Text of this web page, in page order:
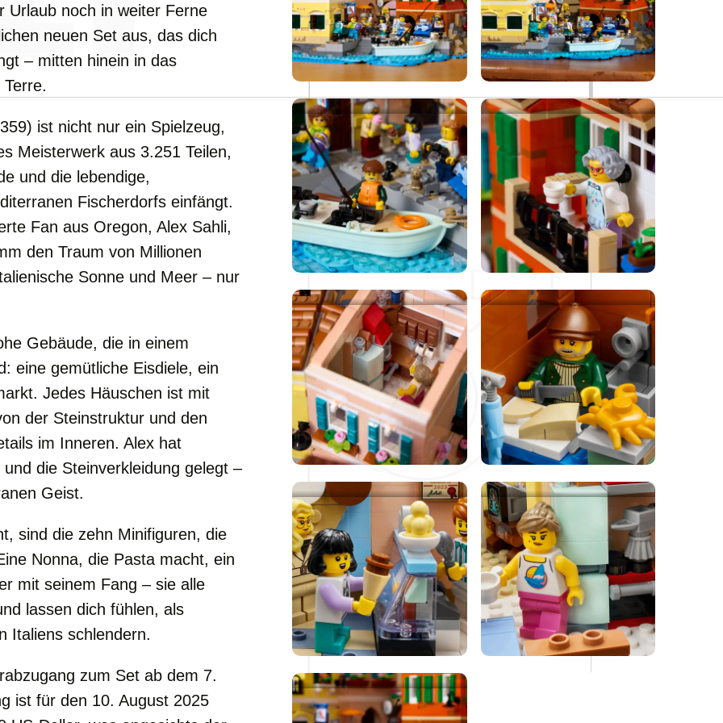
Urlaub noch in weiter Ferne
neuen Set aus, das dich
– mitten hinein in das
ist nicht nur ein Spielzeug,
Meisterwerk aus 3.251 Teilen,
und die lebendige,
Fischerdorfs einfängt.
Fan aus Oregon, Alex Sahli,
den Traum von Millionen
Sonne und Meer – nur
Gebäude, die in einem
eine gemütliche Eisdiele, ein
Jedes Häuschen ist mit
der Steinstruktur und den
im Inneren. Alex hat
die Steinverkleidung gelegt –
Geist.
sind die zehn Minifiguren, die
Nonna, die Pasta macht, ein
mit seinem Fang – sie alle
lassen dich fühlen, als
Italiens schlendern.
zum Set ab dem 7.
ist für den 10. August 2025